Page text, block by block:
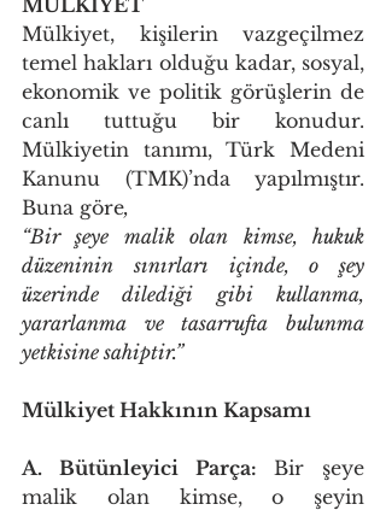
MÜLKİYET
Mülkiyet, kişilerin vazgeçilmez
temel hakları olduğu kadar, sosyal,
ekonomik ve politik görüşlerin de
canlı tuttuğu bir konudur.
Mülkiyetin tanımı, Türk Medeni
Kanunu (TMK)’nda yapılmıştır.
Buna göre,
“Bir şeye malik olan kimse, hukuk
düzeninin sınırları içinde, o şey
üzerinde dilediği gibi kullanma,
yararlanma ve tasarrufta bulunma
yetkisine sahiptir.”
Mülkiyet Hakkının Kapsamı
A. Bütünleyici Parça: Bir şeye
malik olan kimse, o şeyin